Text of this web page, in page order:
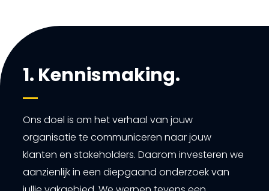
1. Kennismaking.
Ons doel is om het verhaal van jouw
organisatie te communiceren naar jouw
klanten en stakeholders. Daarom investeren we
aanzienlijk in een diepgaand onderzoek van